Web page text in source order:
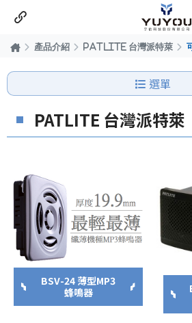
產品介紹 PATLITE 台灣派特萊
選單
PATLITE 台灣派特萊
BSV-24 薄型MP3
蜂鳴器